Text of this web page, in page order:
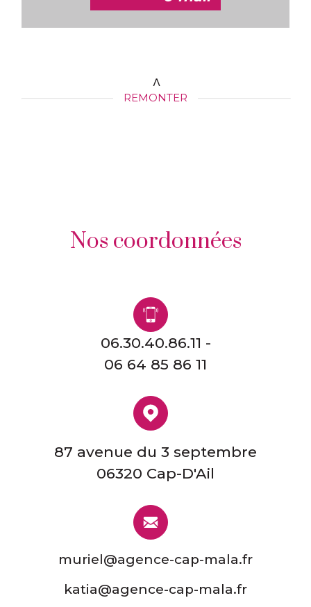
REMONTER
nos coordonnées
06.30.40.86.11 -
06 64 85 86 11
muriel@agence-cap-mala.fr
katia@agence-cap-mala.fr
87 avenue du 3 septembre
06320 Cap-D'Ail